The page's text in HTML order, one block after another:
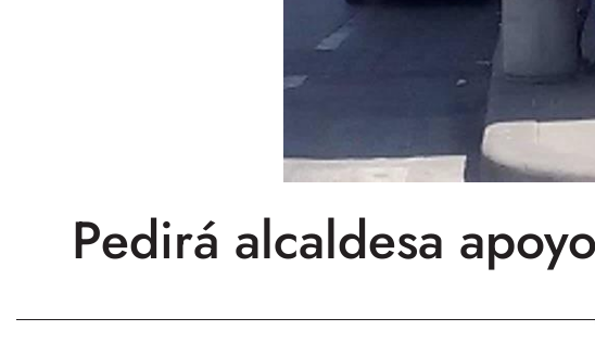
Pedirá alcaldesa